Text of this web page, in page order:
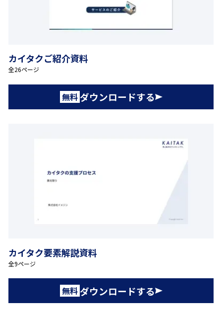
カイタクご紹介資料
全26ページ
無料 ダウンロードする
カイタク要素解説資料
全9ページ
無料 ダウンロードする